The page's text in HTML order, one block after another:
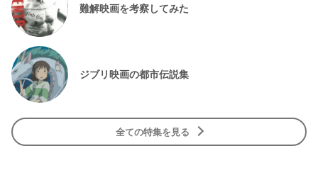
難解映画を考察してみた
ジブリ映画の都市伝説集
全ての特集を見る